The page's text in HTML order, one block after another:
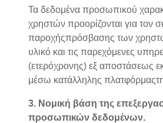
Τα δεδομένα προσωπικού
χρηστών προορίζονται για τον
παροχήςπρόσβασης των
υλικό και τις παρεχόμενες
(ετερόχρονης) εξ αποστάσεως
μέσω κατάλληλης
3. Νομική βάση της
προσωπικών δεδομένων.